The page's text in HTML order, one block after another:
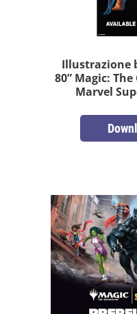
Illustrazione
80” Magic:
Marvel